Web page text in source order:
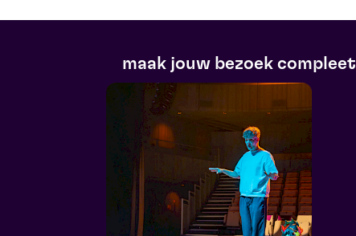
maak jouw bezoek compleet